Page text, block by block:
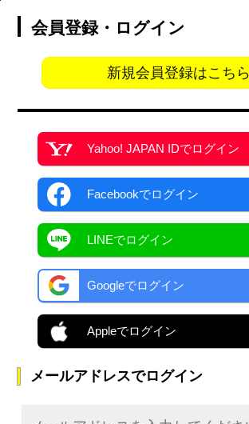
会員登録・ログイン
新規会員登録はこちら
Yahoo! JAPAN IDでログイン
Facebookでログイン
LINEでログイン
Googleでログイン
Appleでログイン
メールアドレスでログイン